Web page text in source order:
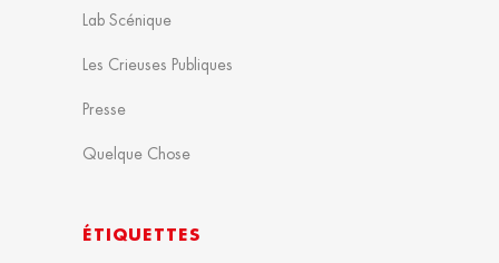
Lab Scénique
Les Crieuses Publiques
Presse
Quelque Chose
ÉTIQUETTES